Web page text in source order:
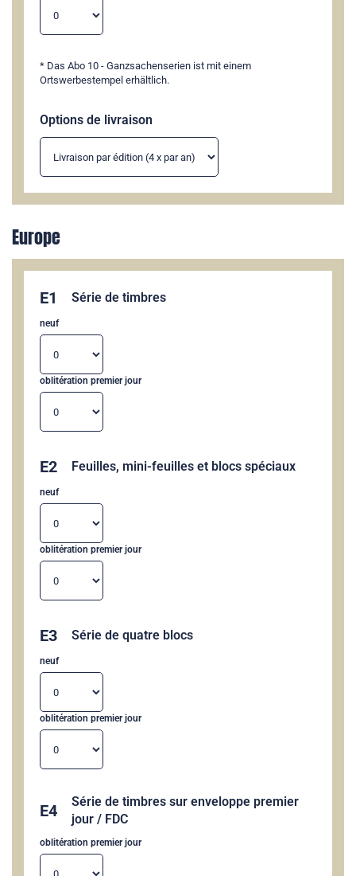
* Das Abo 10 - Ganzsachenserien ist mit einem
Ortswerbestempel erhältlich.
Options de livraison
Europe
E1 Série de timbres
neuf
oblitération premier jour
E2 Feuilles, mini-feuilles et blocs spéciaux
neuf
oblitération premier jour
E3 Série de quatre blocs
neuf
oblitération premier jour
E4
Série de timbres sur enveloppe premier
jour / FDC
oblitération premier jour